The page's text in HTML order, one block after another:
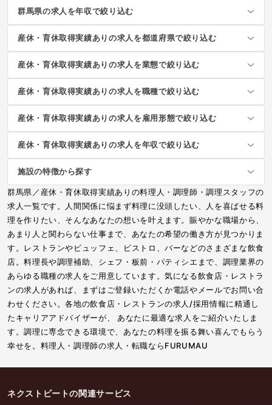
群馬県の求人を年収で絞り込む
産休・育休取得実績ありの求人を都道府県で絞り込む
産休・育休取得実績ありの求人を業態で絞り込む
産休・育休取得実績ありの求人を職種で絞り込む
産休・育休取得実績ありの求人を雇用形態で絞り込む
産休・育休取得実績ありの求人を年収で絞り込む
施設の特徴から探す
群馬県／産休・育休取得実績ありの料理人・調理師・調理スタッフの
求人一覧です。人間関係に悩まず料理に没頭したい、人を喜ばせる料
理を作りたい、そんなあなたの想いを叶えます。賑やかな職場から、
あまり人と関わらない仕事まで、あなたの希望の働き方が見つかりま
す。レストランやビュッフェ、ビストロ、バーなどのさまざまな飲食
店。料理長や調理補助、シェフ・板前・パティシエまで、調理業界の
あらゆる職種の求人をご用意しています。気になる飲食店・レストラ
ンの求人があれば、まずはご登録いただくか電話やメールでお問い合
わせください。各地の飲食店・レストランの求人/採用情報に精通し
たキャリアアドバイザーが、 あなたに最適な求人をご紹介いたしま
す。調理に専念できる環境で、あなたの料理を振る舞い喜んでもらう
幸せを。料理人・調理師の求人・転職ならFURUMAU
ネクストビートの関連サービス